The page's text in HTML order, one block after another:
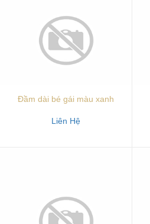
Đầm dài bé gái màu xanh
Liên Hệ